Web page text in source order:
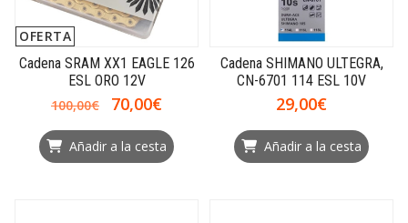
OFERTA
Cadena SRAM XX1 EAGLE 126
ESL ORO 12V
100,00€
70,00€
Añadir a la cesta
Cadena SHIMANO ULTEGRA,
CN-6701 114 ESL 10V
29,00€
Añadir a la cesta